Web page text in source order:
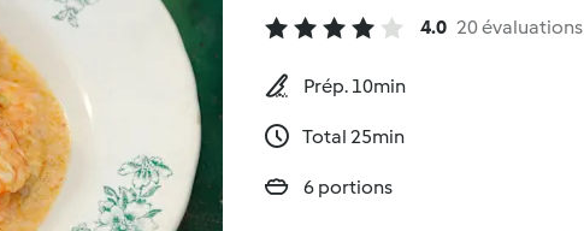
4.0 20 évaluations
Prép. 10min
Total 25min
6 portions